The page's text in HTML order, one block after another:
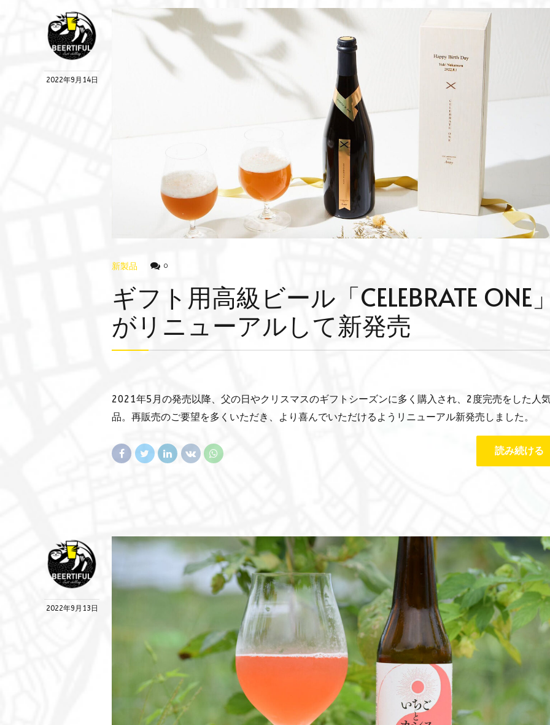
2022年9月14日
新製品 0
ギフト用高級ビール「CELEBRATE ONE
がリニューアルして新発売
2021年5月の発売以降、父の日やクリスマスのギフトシーズンに多く購入され、2度完売をした人
品。再販売のご要望を多くいただき、より喜んでいただけるようリニューアル新発売しました。
読み続ける
2022年9月13日